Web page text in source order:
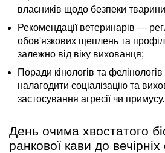
власників щодо безпеки
Рекомендації ветеринарів —
обов'язкових щеплень та
залежно від віку вихованця;
Поради кінологів та
налагодити соціалізацію та
застосування агресії чи примусу.
День очима хвостатого
ранкової кави до вечірніх